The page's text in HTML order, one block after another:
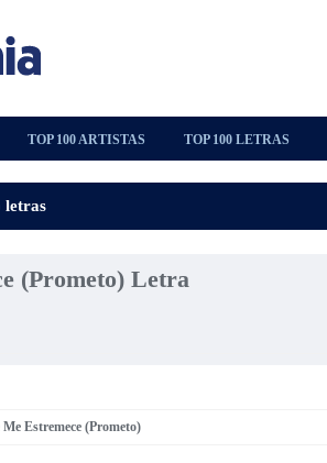
TOP 100 ARTISTAS TOP 100 LETRAS
(Prometo) Letra
Estremece (Prometo)